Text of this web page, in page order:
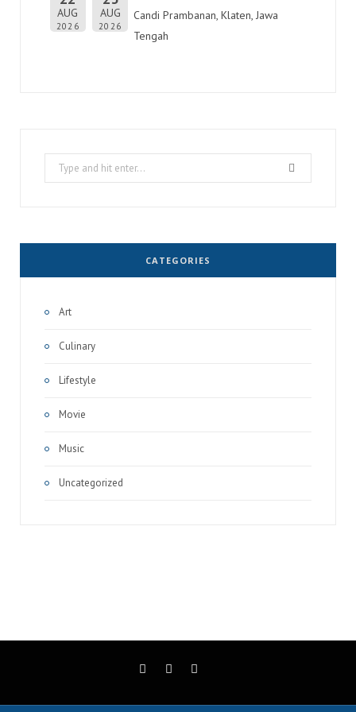
AUG
2026
AUG
2026
Candi Prambanan, Klaten, Jawa
Tengah
Search
for:
CATEGORIES
Art
Culinary
Lifestyle
Movie
Music
Uncategorized